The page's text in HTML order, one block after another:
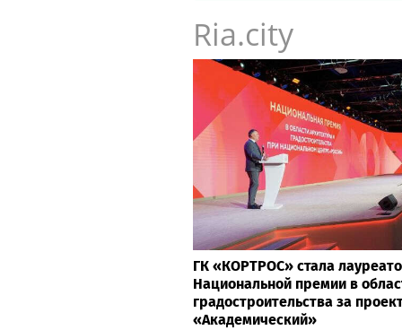
Ria.city
ГК «КОРТРОС» стала
Национальной премии в
градостроительства за
«Академический»